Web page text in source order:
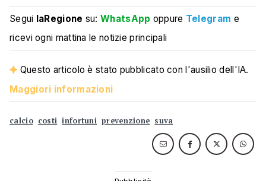
Segui laRegione su:WhatsApp oppure Telegram e
ricevi ogni mattina le notizie principali
Questo articolo è stato pubblicato con l'ausilio dell'IA.
Maggiori informazioni
calcio costi infortuni prevenzione suva